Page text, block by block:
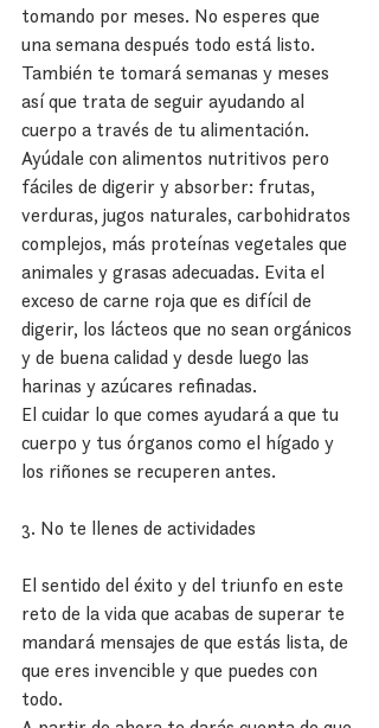
tomando por meses. No esperes que
una semana después todo está listo.
También te tomará semanas y meses
así que trata de seguir ayudando al
cuerpo a través de tu alimentación.
Ayúdale con alimentos nutritivos pero
fáciles de digerir y absorber: frutas,
verduras, jugos naturales, carbohidratos
complejos, más proteínas vegetales que
animales y grasas adecuadas. Evita el
exceso de carne roja que es difícil de
digerir, los lácteos que no sean orgánicos
y de buena calidad y desde luego las
harinas y azúcares refinadas.
El cuidar lo que comes ayudará a que tu
cuerpo y tus órganos como el hígado y
los riñones se recuperen antes.
3. No te llenes de actividades
El sentido del éxito y del triunfo en este
reto de la vida que acabas de superar te
mandará mensajes de que estás lista, de
que eres invencible y que puedes con
todo.